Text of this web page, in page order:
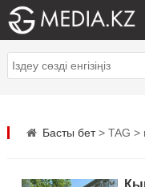
Басты бет> TAG >